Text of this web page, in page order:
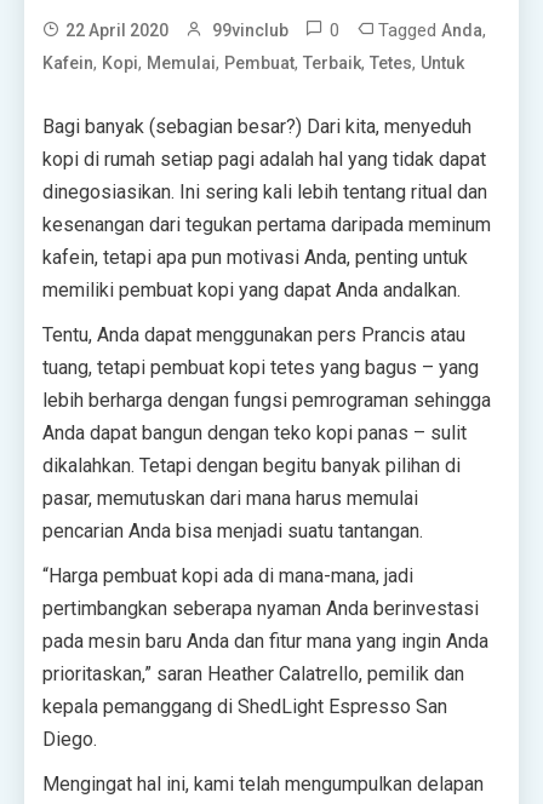
22 April 2020 99vinclub 0 Tagged Anda,
Kafein, Kopi, Memulai, Pembuat, Terbaik, Tetes, Untuk
Bagi banyak (sebagian besar?) Dari kita, menyeduh
kopi di rumah setiap pagi adalah hal yang tidak dapat
dinegosiasikan. Ini sering kali lebih tentang ritual dan
kesenangan dari tegukan pertama daripada meminum
kafein, tetapi apa pun motivasi Anda, penting untuk
memiliki pembuat kopi yang dapat Anda andalkan.
Tentu, Anda dapat menggunakan pers Prancis atau
tuang, tetapi pembuat kopi tetes yang bagus – yang
lebih berharga dengan fungsi pemrograman sehingga
Anda dapat bangun dengan teko kopi panas – sulit
dikalahkan. Tetapi dengan begitu banyak pilihan di
pasar, memutuskan dari mana harus memulai
pencarian Anda bisa menjadi suatu tantangan.
“Harga pembuat kopi ada di mana-mana, jadi
pertimbangkan seberapa nyaman Anda berinvestasi
pada mesin baru Anda dan fitur mana yang ingin Anda
prioritaskan,” saran Heather Calatrello, pemilik dan
kepala pemanggang di ShedLight Espresso San
Diego.
Mengingat hal ini, kami telah mengumpulkan delapan